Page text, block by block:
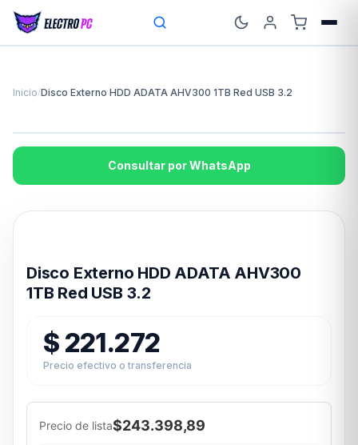
Inicio/Disco Externo HDD ADATA AHV300 1TB Red USB 3.2
Consultar por WhatsApp
Disco Externo HDD ADATA AHV300
1TB Red USB 3.2
$ 221.272
Precio efectivo o transferencia
Precio de lista$243.398,89